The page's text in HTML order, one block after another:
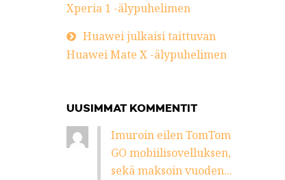
Xperia 1 -älypuhelimen
Huawei julkaisi taittuvan
Huawei Mate X -älypuhelimen
UUSIMMAT KOMMENTIT
Imuroin eilen TomTom
GO mobiilisovelluksen,
sekä maksoin vuoden...